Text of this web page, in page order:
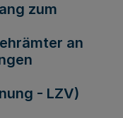
zum
an
- LZV)